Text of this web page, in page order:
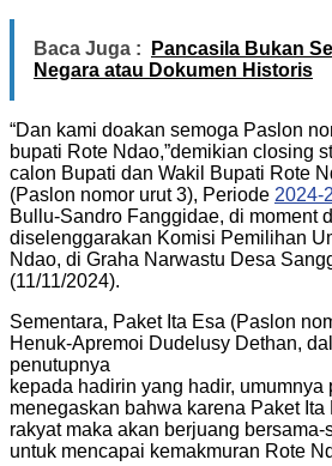
Baca Juga :
Pancasila Bukan
Negara atau Dokumen Historis
“Dan kami doakan semoga Paslon
bupati Rote Ndao,”demikian closing
calon Bupati dan Wakil Bupati Rote
(Paslon nomor urut 3), Periode 2024-
Bullu-Sandro Fanggidae, di moment
diselenggarakan Komisi Pemilihan
Ndao, di Graha Narwastu Desa
(11/11/2024).
Sementara, Paket Ita Esa (Paslon
Henuk-Apremoi Dudelusy Dethan,
penutupnya
kepada hadirin yang hadir, umumnya
menegaskan bahwa karena Paket
rakyat maka akan berjuang
untuk mencapai kemakmuran Rote